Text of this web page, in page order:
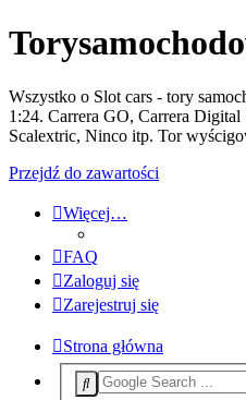
Wszystko o Slot cars - tory
1:24. Carrera GO, Carrera
Scalextric, Ninco itp. Tor
Przejdź do zawartości
Więcej…
FAQ
Zaloguj się
Zarejestruj się
Strona główna